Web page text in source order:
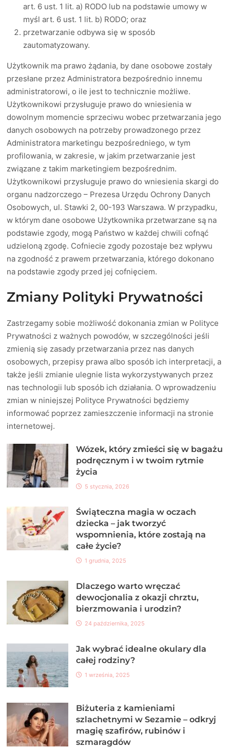
art. 6 ust. 1 lit. a) RODO lub na podstawie umowy w
myśl art. 6 ust. 1 lit. b) RODO; oraz
przetwarzanie odbywa się w sposób
zautomatyzowany.
Użytkownik ma prawo żądania, by dane osobowe zostały
przesłane przez Administratora bezpośrednio innemu
administratorowi, o ile jest to technicznie możliwe.
Użytkownikowi przysługuje prawo do wniesienia w
dowolnym momencie sprzeciwu wobec przetwarzania jego
danych osobowych na potrzeby prowadzonego przez
Administratora marketingu bezpośredniego, w tym
profilowania, w zakresie, w jakim przetwarzanie jest
związane z takim marketingiem bezpośrednim.
Użytkownikowi przysługuje prawo do wniesienia skargi do
organu nadzorczego – Prezesa Urzędu Ochrony Danych
Osobowych, ul. Stawki 2, 00-193 Warszawa. W przypadku,
w którym dane osobowe Użytkownika przetwarzane są na
podstawie zgody, mogą Państwo w każdej chwili cofnąć
udzieloną zgodę. Cofniecie zgody pozostaje bez wpływu
na zgodność z prawem przetwarzania, którego dokonano
na podstawie zgody przed jej cofnięciem.
Zmiany Polityki Prywatności
Zastrzegamy sobie możliwość dokonania zmian w Polityce
Prywatności z ważnych powodów, w szczególności jeśli
zmienią się zasady przetwarzania przez nas danych
osobowych, przepisy prawa albo sposób ich interpretacji, a
także jeśli zmianie ulegnie lista wykorzystywanych przez
nas technologii lub sposób ich działania. O wprowadzeniu
zmian w niniejszej Polityce Prywatności będziemy
informować poprzez zamieszczenie informacji na stronie
internetowej.
Wózek, który zmieści się w bagażu
podręcznym i w twoim rytmie
życia
5 stycznia, 2026
Świąteczna magia w oczach
dziecka – jak tworzyć
wspomnienia, które zostają na
całe życie?
1 grudnia, 2025
Dlaczego warto wręczać
dewocjonalia z okazji chrztu,
bierzmowania i urodzin?
24 października, 2025
Jak wybrać idealne okulary dla
całej rodziny?
1 września, 2025
Biżuteria z kamieniami
szlachetnymi w Sezamie – odkryj
magię szafirów, rubinów i
szmaragdów